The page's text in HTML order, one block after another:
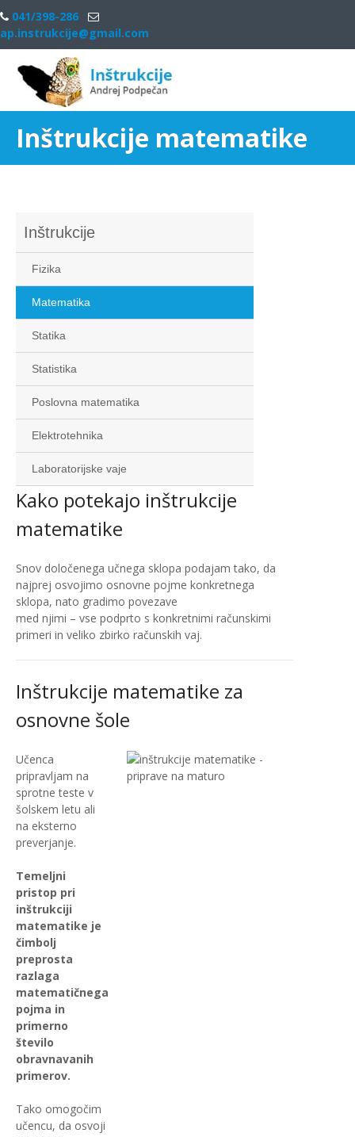
041/398-286
ap.instrukcije@gmail.com
Inštrukcije matematike
Inštrukcije
Fizika
Matematika
Statika
Statistika
Poslovna matematika
Elektrotehnika
Laboratorijske vaje
Kako potekajo inštrukcije
matematike
Snov določenega učnega sklopa podajam tako, da
najprej osvojimo osnovne pojme konkretnega
sklopa, nato gradimo povezave
med njimi – vse podprto s konkretnimi računskimi
primeri in veliko zbirko računskih vaj.
Inštrukcije matematike za
osnovne šole
Učenca
pripravljam na
sprotne teste v
šolskem letu ali
na eksterno
preverjanje.
Temeljni
pristop pri
inštrukciji
matematike je
čimbolj
preprosta
razlaga
matematičnega
pojma in
primerno
število
obravnavanih
primerov.
Tako omogočim
učencu, da osvoji